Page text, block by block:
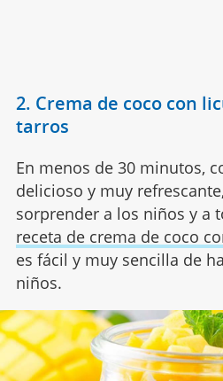
2. Crema de coco con
tarros
En menos de 30 minutos,
delicioso y muy
sorprender a los niños y a
receta de crema de coco
es fácil y muy sencilla de
niños.